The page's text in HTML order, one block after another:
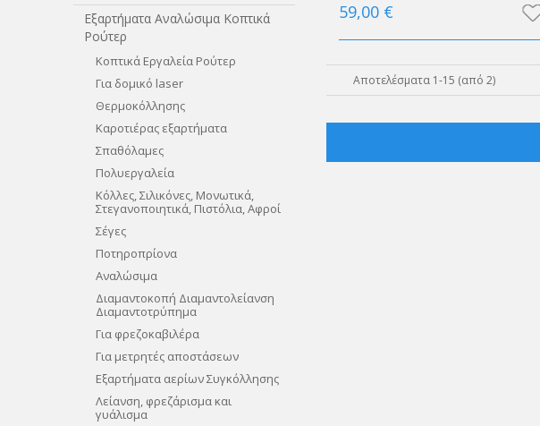
Εξαρτήματα Αναλώσιμα Κοπτικά
Ρούτερ
Κοπτικά Εργαλεία Ρούτερ
Για δομικό laser
Θερμοκόλλησης
Καροτιέρας εξαρτήματα
Σπαθόλαμες
Πολυεργαλεία
Κόλλες, Σιλικόνες, Μονωτικά,
Στεγανοποιητικά, Πιστόλια, Αφροί
Σέγες
Ποτηροπρίονα
Αναλώσιμα
Διαμαντοκοπή Διαμαντολείανση
Διαμαντοτρύπημα
Για φρεζοκαβιλέρα
Για μετρητές αποστάσεων
Εξαρτήματα αερίων Συγκόλλησης
Λείανση, φρεζάρισμα και
γυάλισμα
59,00 €
Αποτελέσματα 1-15 (από 2)